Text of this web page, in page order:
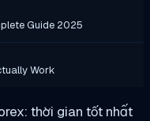
Guide 2025
Work
thời gian tốt nhất